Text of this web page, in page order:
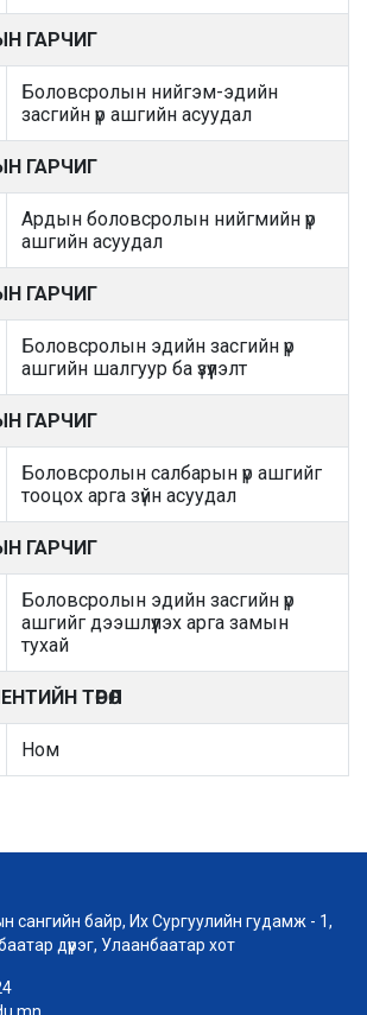
ГАРЧИГ
Боловсролын нийгэм-эдийн
засгийн үр ашгийн асуудал
ГАРЧИГ
Ардын боловсролын нийгмийн үр
ашгийн асуудал
ГАРЧИГ
Боловсролын эдийн засгийн үр
ашгийн шалгуур ба үзүүлэлт
ГАРЧИГ
Боловсролын салбарын үр ашгийг
тооцох арга зүйн асуудал
ГАРЧИГ
Боловсролын эдийн засгийн үр
ашгийг дээшлүүлэх арга замын
тухай
ТӨРӨЛ
Ном
сангийн байр, Их Сургуулийн гудамж - 1,
дүүрэг, Улаанбаатар хот